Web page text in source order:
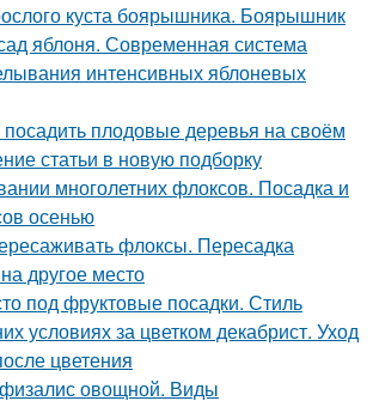
куста боярышника. Боярышник
яблоня. Современная система
интенсивных яблоневых
плодовые деревья на своём
статьи в новую подборку
многолетних флоксов. Посадка и
осенью
флоксы. Пересадка
другое место
под фруктовые посадки. Стиль
условиях за цветком декабрист. Уход
цветения
физалис овощной. Виды